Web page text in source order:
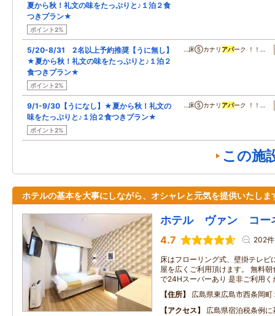
夏から秋！礼文の味をたっぷりと♪１泊２食
つきプラン★
ポイント2%
5/20-8/31 2名以上予約推奨【うに無し】
★夏から秋！礼文の味をたっぷりと♪１泊２
食つきプラン★
ポイント2%
…床⑤カナリ アパーク ！！…
9/1-9/30【うになし】★夏から秋！礼文の
味をたっぷりと♪１泊２食つきプラン★
ポイント2%
…床⑤カナリ アパーク ！！…
この施
ホテルの基本を大事にしながら、オシャレと元気を提供いたしま
ホテル ヴァン コー
4.7 202件
床はフローリング式、壁掛テレビ
屋を広くご利用頂けます。 無料
で24Hスーパーあり 是非ご利用く
住所
広島県東広島市西条岡
アクセス
広島県宿泊税条例